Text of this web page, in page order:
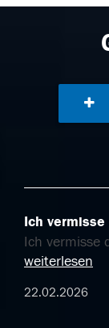
Ich vermisse
Ich vermisse
weiterlesen
22.02.2026